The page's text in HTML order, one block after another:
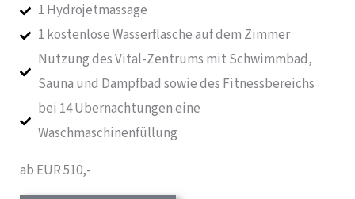
1 Hydrojetmassage
1 kostenlose Wasserflasche auf dem Zimmer
Nutzung des Vital-Zentrums mit Schwimmbad,
Sauna und Dampfbad sowie des Fitnessbereichs
bei 14 Übernachtungen eine
Waschmaschinenfüllung
ab EUR 510,-